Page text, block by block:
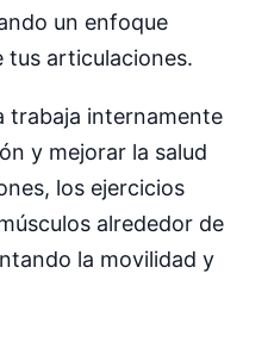
un enfoque
tus articulaciones.
trabaja internamente
y mejorar la salud
los ejercicios
alrededor de
la movilidad y